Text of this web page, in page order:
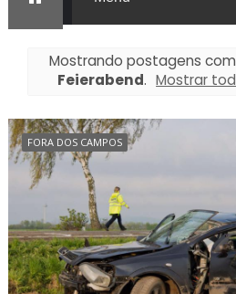
Mostrando postagens
Feierabend. Mostrar
FORA DOS CAMPOS